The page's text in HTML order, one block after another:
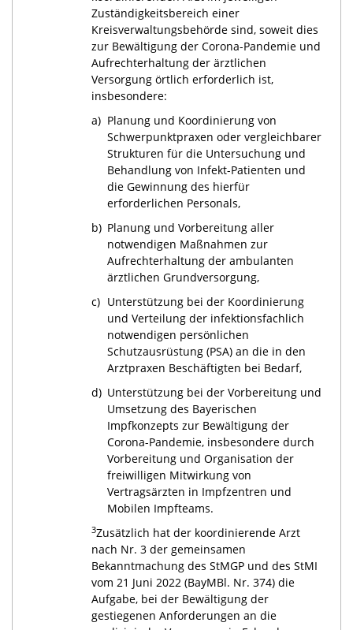
Zuständigkeitsbereich einer
Kreisverwaltungsbehörde sind, soweit dies
zur Bewältigung der Corona-Pandemie und
Aufrechterhaltung der ärztlichen
Versorgung örtlich erforderlich ist,
insbesondere:
a) Planung und Koordinierung von
Schwerpunktpraxen oder vergleichbarer
Strukturen für die Untersuchung und
Behandlung von Infekt-Patienten und
die Gewinnung des hierfür
erforderlichen Personals,
b) Planung und Vorbereitung aller
notwendigen Maßnahmen zur
Aufrechterhaltung der ambulanten
ärztlichen Grundversorgung,
c) Unterstützung bei der Koordinierung
und Verteilung der infektionsfachlich
notwendigen persönlichen
Schutzausrüstung (PSA) an die in den
Arztpraxen Beschäftigten bei Bedarf,
d) Unterstützung bei der Vorbereitung und
Umsetzung des Bayerischen
Impfkonzepts zur Bewältigung der
Corona-Pandemie, insbesondere durch
Vorbereitung und Organisation der
freiwilligen Mitwirkung von
Vertragsärzten in Impfzentren und
Mobilen Impfteams.
3Zusätzlich hat der koordinierende Arzt
nach Nr. 3 der gemeinsamen
Bekanntmachung des StMGP und des StMI
vom 21 Juni 2022 (BayMBl. Nr. 374) die
Aufgabe, bei der Bewältigung der
gestiegenen Anforderungen an die